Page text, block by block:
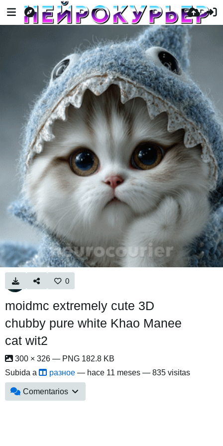
0
moidmc extremely cute 3D
chubby pure white Khao Manee
cat wit2
300 × 326 — PNG 182.8 KB
Subida a
разное — hace 11 meses — 835 visitas
Comentarios